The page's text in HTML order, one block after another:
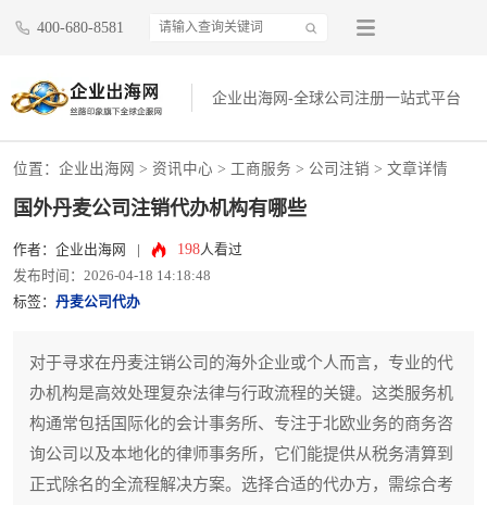
400-680-8581
企业出海网-全球公司注册一站式平台
位置： 企业出海网 > 资讯中心 > 工商服务 > 公司注销 > 文章详情
国外丹麦公司注销代办机构有哪些
作者：企业出海网 198人看过
发布时间：2026-04-18 14:18:48
标签： 丹麦公司代办
对于寻求在丹麦注销公司的海外企业或个人而言，专业的代
办机构是高效处理复杂法律与行政流程的关键。这类服务机
构通常包括国际化的会计事务所、专注于北欧业务的商务咨
询公司以及本地化的律师事务所，它们能提供从税务清算到
正式除名的全流程解决方案。选择合适的代办方，需综合考